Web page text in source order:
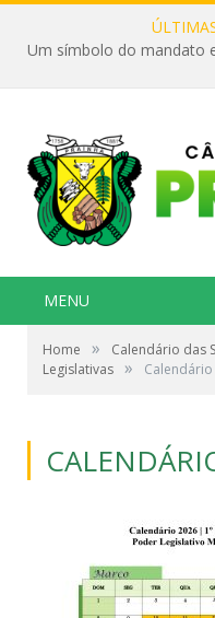
MENU
Home »
Calendário das
Legislativas » Calendário